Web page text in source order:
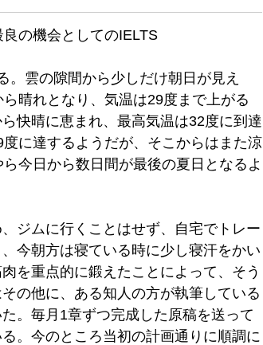
の機会としてのIELTS
雲の隙間から少しだけ朝日が見え
晴れとなり、気温は29度まで上がる
快晴に恵まれ、最高気温は32度に到達
に達するようだが、そこからはまた涼
今日から数日間が最後の夏日となるよ
ジムに行くことはせず、自宅でトレー
今朝方は寝ている時に少し寝汗をかい
を重点的に鍛えたことによって、そう
の他に、ある知人の方が執筆している
。毎月1章ずつ完成した原稿を送って
。今のところ当初の計画通りに順調に